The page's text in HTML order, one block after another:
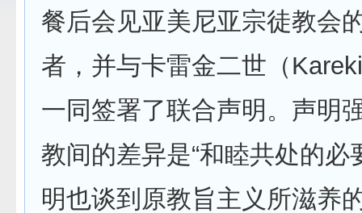
餐后会见亚美尼亚宗徒教会
者，并与卡雷金二世（
一同签署了联合声明。声明
教间的差异是“和睦共处的必
明也谈到原教旨主义所滋养